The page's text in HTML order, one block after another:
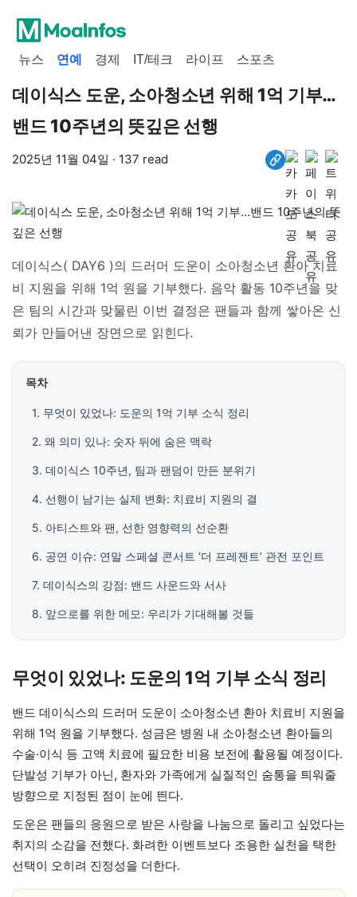
뉴스 연예 경제 IT/테크 라이프 스포츠
데이식스 도운, 소아청소년 위해 1억 기부…
밴드 10주년의 뜻깊은 선행
2025년 11월 04일 · 137 read
데이식스( DAY6 )의 드러머 도운이 소아청소년 환아 치료
비 지원을 위해 1억 원을 기부했다. 음악 활동 10주년을 맞
은 팀의 시간과 맞물린 이번 결정은 팬들과 함께 쌓아온 신
뢰가 만들어낸 장면으로 읽힌다.
목차
1. 무엇이 있었나: 도운의 1억 기부 소식 정리
2. 왜 의미 있나: 숫자 뒤에 숨은 맥락
3. 데이식스 10주년, 팀과 팬덤이 만든 분위기
4. 선행이 남기는 실제 변화: 치료비 지원의 결
5. 아티스트와 팬, 선한 영향력의 선순환
6. 공연 이슈: 연말 스페셜 콘서트 ‘더 프레젠트’ 관전 포인트
7. 데이식스의 강점: 밴드 사운드와 서사
8. 앞으로를 위한 메모: 우리가 기대해볼 것들
무엇이 있었나: 도운의 1억 기부 소식 정리
밴드 데이식스의 드러머 도운이 소아청소년 환아 치료비 지원을
위해 1억 원을 기부했다. 성금은 병원 내 소아청소년 환아들의
수술·이식 등 고액 치료에 필요한 비용 보전에 활용될 예정이다.
단발성 기부가 아닌, 환자와 가족에게 실질적인 숨통을 틔워줄
방향으로 지정된 점이 눈에 띈다.
도운은 팬들의 응원으로 받은 사랑을 나눔으로 돌리고 싶었다는
취지의 소감을 전했다. 화려한 이벤트보다 조용한 실천을 택한
선택이 오히려 진정성을 더한다.